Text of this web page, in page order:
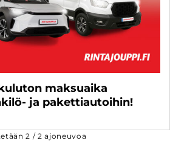
maksuaika
ja pakettiautoihin!
2 /2 ajoneuvoa